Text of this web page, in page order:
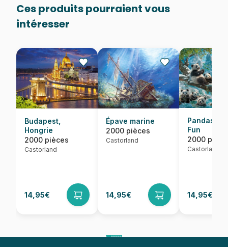
Ces produits pourraient vous
intéresser
Budapest,
Hongrie
2000 pièces
Castorland
14,95€
Épave marine
2000 pièces
Castorland
14,95€
Pandas'
Fun
2000
Castorland
14,95€